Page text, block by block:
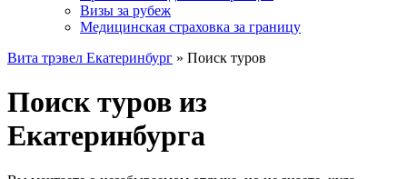
Визы за рубеж
Медицинская страховка за границу
Вита трэвел Екатеринбург » Поиск туров
Поиск туров из
Екатеринбурга